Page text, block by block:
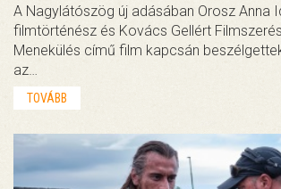
A Nagylátószög új adásában Orosz Anna
filmtörténész és Kovács Gellért
Menekülés című film kapcsán
az…
TOVÁBB